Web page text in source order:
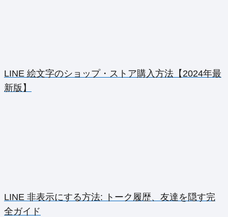
LINE 絵文字のショップ・ストア購入方法【2024年最
新版】
LINE 非表示にする方法: トーク履歴、友達を隠す完
全ガイド